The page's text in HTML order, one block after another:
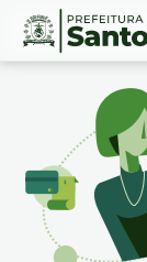
Ir
Conteúdo